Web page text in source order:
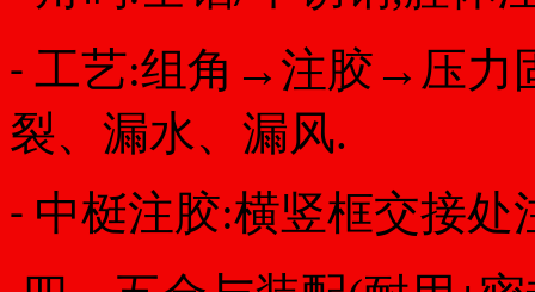
- 工艺:组角→注胶→压力
裂、漏水、漏风.
- 中梃注胶:横竖框交接处